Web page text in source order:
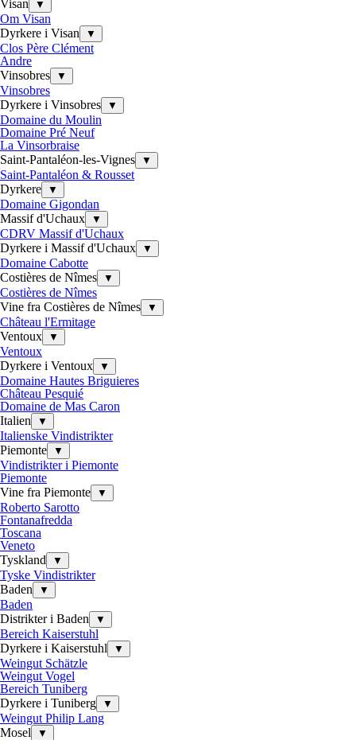
Visan ▼
Om Visan
Dyrkere i Visan
▼
Clos Père Clément
Andre
Vinsobres
▼
Vinsobres
Dyrkere i Vinsobres
▼
Domaine du Moulin
Domaine Pré Neuf
La Vinsorbraise
Saint-Pantaléon-les-Vignes
▼
Saint-Pantaléon & Rousset
Dyrkere
▼
Domaine Gigondan
Massif d'Uchaux
▼
CDRV Massif d'Uchaux
Dyrkere i Massif d'Uchaux
▼
Domaine Cabotte
Costières de Nîmes
▼
Costières de Nîmes
Vine fra Costières de Nîmes
▼
Château l'Ermitage
Ventoux
▼
Ventoux
Dyrkere i Ventoux
▼
Domaine Hautes Briguieres
Château Pesquié
Domaine de Mas Caron
Italien
▼
Italienske Vindistrikter
Piemonte
▼
Vindistrikter i Piemonte
Piemonte
Vine fra Piemonte
▼
Roberto Sarotto
Fontanafredda
Toscana
Veneto
Tyskland
▼
Tyske Vindistrikter
Baden
▼
Baden
Distrikter i Baden
▼
Bereich Kaiserstuhl
Dyrkere i Kaiserstuhl
▼
Weingut Schätzle
Weingut Vogel
Bereich Tuniberg
Dyrkere i Tuniberg
▼
Weingut Philip Lang
Mosel
▼